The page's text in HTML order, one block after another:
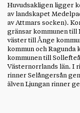
Huvudsakligen ligger
av landskapet
av Attmars socken).
gränsar kommunen till
väster till Ånge
kommun och Ragunda
kommunen till
Västernorrlands län. I
rinner Selångersån
älven Ljungan rinner